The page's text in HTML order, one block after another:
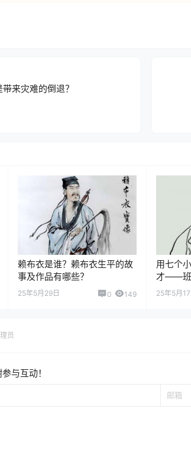
来灾难的倒退？
赖布衣是谁？赖布衣生平的故
事及作品有哪些？
25年5月29日 0 149
用七个
才——
25年5月17
员
与互动！